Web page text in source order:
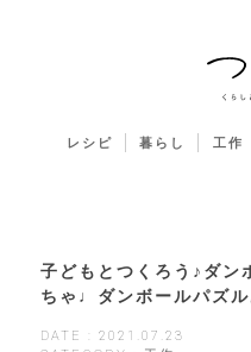
レシピ 暮らし 工作
子どもとつくろう♪ダン
ちゃ♩ダンボールパズ
DATE : 2021.07.23